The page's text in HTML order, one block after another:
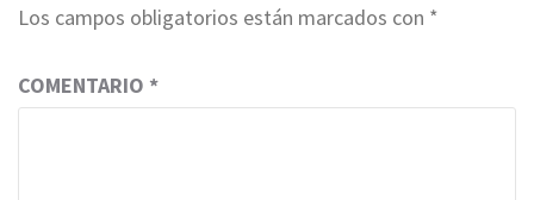
Los campos obligatorios están marcados con *
COMENTARIO *